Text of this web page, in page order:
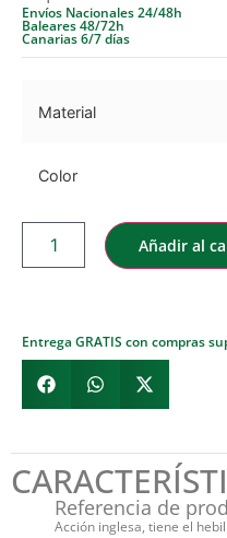
Envíos Nacionales 24/48h
Baleares 48/72h
Canarias 6/7 días
Material
Color
Añadir al
Entrega GRATIS con compras
Referencia de
Acción inglesa, tiene el